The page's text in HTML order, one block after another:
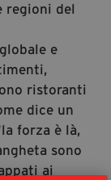
regioni del
e
ristoranti
dice un
forza è là,
sono
ai